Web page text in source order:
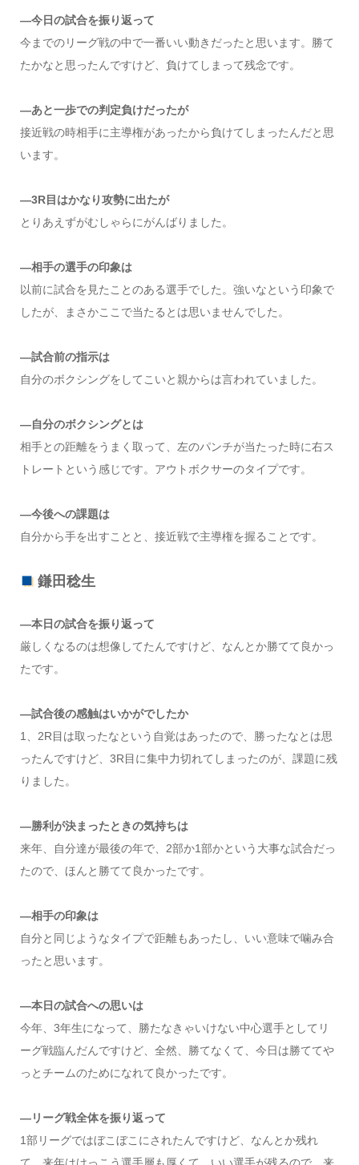
―今日の試合を振り返って
今までのリーグ戦の中で一番いい動きだったと思います。勝て
たかなと思ったんですけど、負けてしまって残念です。
―あと一歩での判定負けだったが
接近戦の時相手に主導権があったから負けてしまったんだと思
います。
―3R目はかなり攻勢に出たが
とりあえずがむしゃらにがんばりました。
―相手の選手の印象は
以前に試合を見たことのある選手でした。強いなという印象で
したが、まさかここで当たるとは思いませんでした。
―試合前の指示は
自分のボクシングをしてこいと親からは言われていました。
―自分のボクシングとは
相手との距離をうまく取って、左のパンチが当たった時に右ス
トレートという感じです。アウトボクサーのタイプです。
―今後への課題は
自分から手を出すことと、接近戦で主導権を握ることです。
鎌田稔生
―本日の試合を振り返って
厳しくなるのは想像してたんですけど、なんとか勝てて良かっ
たです。
―試合後の感触はいかがでしたか
1、2R目は取ったなという自覚はあったので、勝ったなとは思
ったんですけど、3R目に集中力切れてしまったのが、課題に残
りました。
―勝利が決まったときの気持ちは
来年、自分達が最後の年で、2部か1部かという大事な試合だっ
たので、ほんと勝てて良かったです。
―相手の印象は
自分と同じようなタイプで距離もあったし、いい意味で噛み合
ったと思います。
―本日の試合への思いは
今年、3年生になって、勝たなきゃいけない中心選手としてリ
ーグ戦臨んだんですけど、全然、勝てなくて、今日は勝ててや
っとチームのためになれて良かったです。
―リーグ戦全体を振り返って
1部リーグではぼこぼこにされたんですけど、なんとか残れ
て、来年はけっこう選手層も厚くて、いい選手が残るので、来